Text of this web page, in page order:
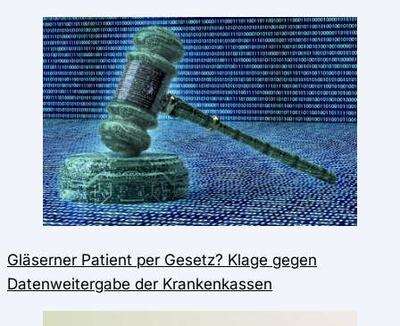
Gläserner Patient per Gesetz? Klage gegen
Datenweitergabe der Krankenkassen